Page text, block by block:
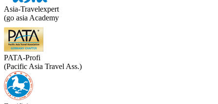
Asia-Travelexpert
(go asia Academy
PATA-Profi
(Pacific Asia Travel Ass.)